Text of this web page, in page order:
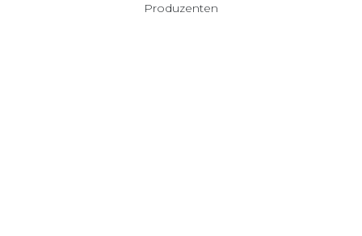
Produzenten